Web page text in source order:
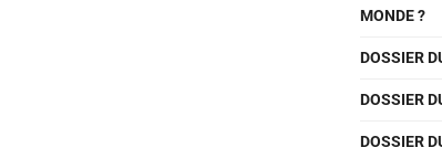
MONDE ?
DOSSIER
DOSSIER
DOSSIER